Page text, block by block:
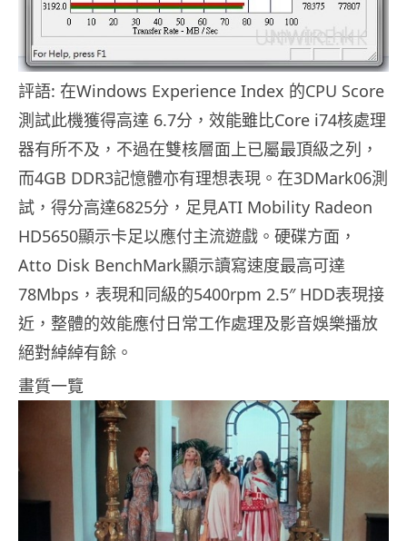
評語: 在Windows Experience Index 的CPU Score
測試此機獲得高達 6.7分，效能雖比Core i74核處理
器有所不及，不過在雙核層面上已屬最頂級之列，
而4GB DDR3記憶體亦有理想表現。在3DMark06測
試，得分高達6825分，足見ATI Mobility Radeon
HD5650顯示卡足以應付主流遊戲。硬碟方面，
Atto Disk BenchMark顯示讀寫速度最高可達
78Mbps，表現和同級的5400rpm 2.5″ HDD表現接
近，整體的效能應付日常工作處理及影音娛樂播放
絕對綽綽有餘。
畫質一覽